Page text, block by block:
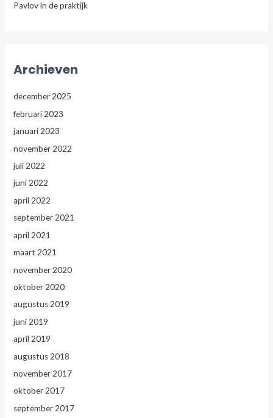
Pavlov in de praktijk
Archieven
december 2025
februari 2023
januari 2023
november 2022
juli 2022
juni 2022
april 2022
september 2021
april 2021
maart 2021
november 2020
oktober 2020
augustus 2019
juni 2019
april 2019
augustus 2018
november 2017
oktober 2017
september 2017